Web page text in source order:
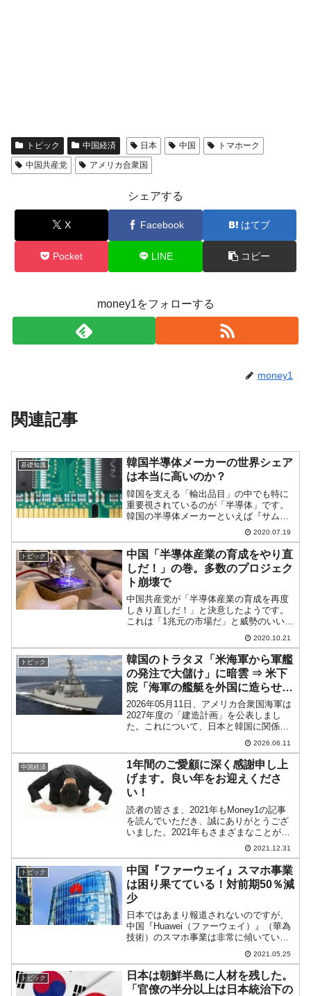
トピック 中国経済 日本 中国
トマホーク
中国共産党
アメリカ合衆国
シェアする
X Facebook はてブ
Pocket LINE コピー
money1をフォローする
money1
関連記事
基礎知識
韓国半導体メーカーの世界シェア
は本当に高いのか？
韓国を支える「輸出品目」の中でも特に
重要視されているのが「半導体」です。
韓国の半導体メーカーといえば『サムス
ン電子』や『SKハイニックス』が有名で
すが、国を代表する2つのメーカーの世界
シェアはどのように推移しているのでし
ょうか？韓国の二大メ...
2020.07.19
トピック
中国「半導体産業の育成をやり直
しだ！」の巻。多数のプロジェク
ト崩壊で
中国共産党が「半導体産業の育成を再度
しきり直しだ！」と決意したようです。
これは「1兆元の市場だ」と威勢のいい話
をぶち上げた後のプロジェクトが次々と
頓挫したためです。ビッグプロジェクト
が全然うまくいかない！アメリカ合衆国
が半導体を製造させない...
2020.10.21
トピック
韓国のトラタヌ「米海軍から軍艦
の発注で大儲け」に暗雲 ⇒ 米下
院「海軍の艦艇を外国に造らせる
な」
2026年05月11日、アメリカ合衆国海軍は
2027年度の「建造計画」を公表しまし
た。これについて、日本と韓国に関係す
る件が注目されています。合衆国は建造
するための造船力が非常に衰えています
で、トランプ大統領は日韓の造船企業を
活用するプラン...
2026.06.11
中国経済
1年間のご愛顧に深く感謝申し上
げます。良い年をお迎えくださ
い！
読者の皆さま、2021年もMoney1の記事
を読んでいただき、誠にありがとうござ
いました。2021年もさまざまなことがあ
りました。コロナ禍の中、不自由な思い
をされた方も多かったのではないでしょ
うか。しかし、それでも人は生きていか
ねばならず、...
2021.12.31
トピック
中国『ファーウェイ』スマホ事業
は困り果てている！対前期50％減
少
日本ではあまり報道されないのですが、
中国『Huawei（ファーウェイ）』（華為
技術）のスマホ事業は非常に傾いていま
す。かつては世界シェアを争い、独自の
Kirinチップを採用したハイエンドなスマ
ホで『Apple（アップル）』iPhoneとも
戦...
2021.05.25
トピック
日本は朝鮮半島に人材を残した。
「官僚の半分以上は日本統治下の